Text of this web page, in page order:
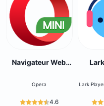
Navigateur Web
Opera
4.6
Lark